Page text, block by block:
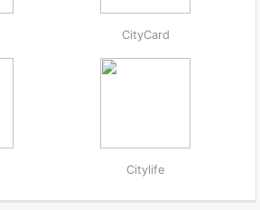
CityCard
Citylife